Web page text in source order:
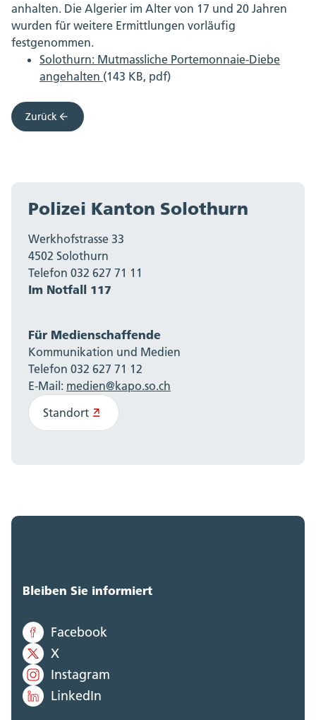
anhalten. Die Algerier im Alter von 17 und 20 Jahren
wurden für weitere Ermittlungen vorläufig
festgenommen.
Solothurn: Mutmassliche Portemonnaie-Diebe
angehalten (143 KB, pdf)
Zurück
Polizei Kanton Solothurn
Werkhofstrasse 33
4502 Solothurn
Telefon 032 627 71 11
Im Notfall 117
Für Medienschaffende
Kommunikation und Medien
Telefon 032 627 71 12
E-Mail: medien@kapo.so.ch
Standort
Bleiben Sie informiert
Facebook
X
Instagram
LinkedIn